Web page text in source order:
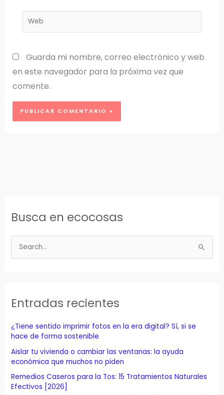
Web
Guarda mi nombre, correo electrónico y web
en este navegador para la próxima vez que
comente.
Busca en ecocosas
r
p
o
r
:
Entradas recientes
¿Tiene sentido imprimir fotos en la era digital? Sí, si se
hace de forma sostenible
Aislar tu vivienda o cambiar las ventanas: la ayuda
económica que muchos no piden
Remedios Caseros para la Tos: 15 Tratamientos Naturales
Efectivos [2026]